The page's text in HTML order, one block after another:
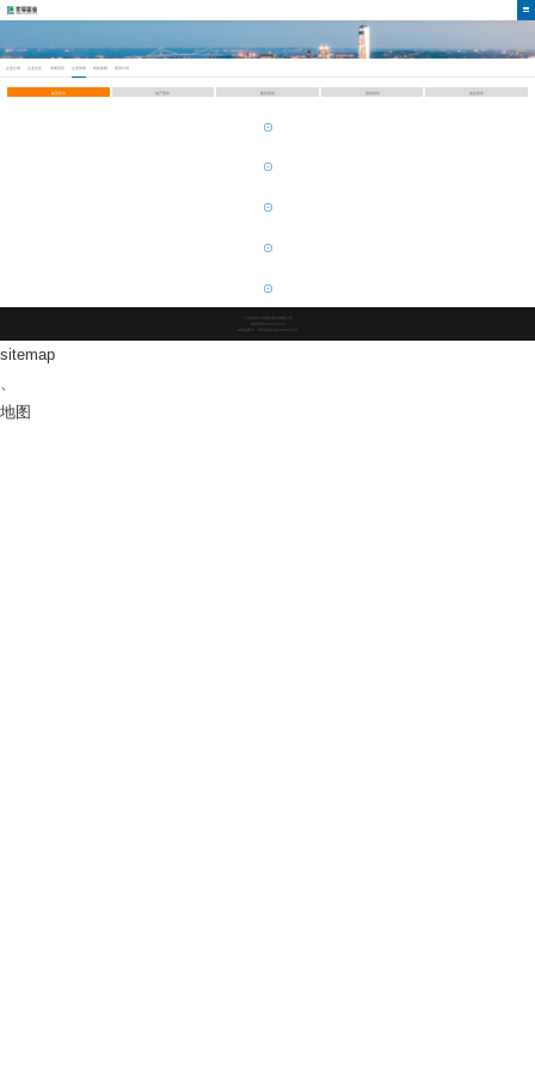
企业介绍 企业文化 发展历程 企业荣誉 组织架构 高管介绍
集团荣誉 地产荣誉 建筑荣誉 园林荣誉 物业荣誉
广东凯发·k8国际股份有限公司
版权所有2019-2023
ICP备案号：粤ICP备10038642号-4
sitemap
、
地图